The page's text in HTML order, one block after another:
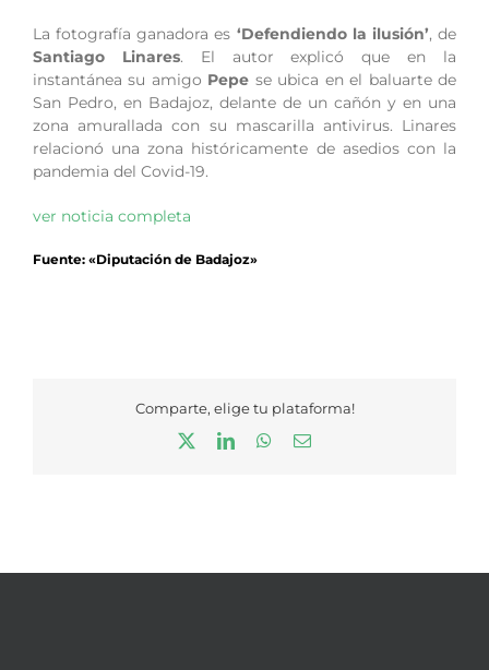
La fotografía ganadora es ‘Defendiendo la ilusión’, de
Santiago Linares. El autor explicó que en la
instantánea su amigo Pepe se ubica en el baluarte de
San Pedro, en Badajoz, delante de un cañón y en una
zona amurallada con su mascarilla antivirus. Linares
relacionó una zona históricamente de asedios con la
pandemia del Covid-19.
ver noticia completa
Fuente: «Diputación de Badajoz»
Comparte, elige tu plataforma!
LinkedInWhatsApp
Correo